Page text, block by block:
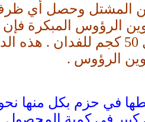
من المشتل وحصل
الرؤوس المبكرة
في صورة يوريا بمعدل 50
الرؤوس .